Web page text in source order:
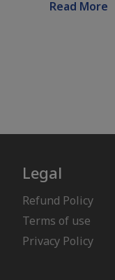
Read More
Legal
Refund Policy
Terms of use
Privacy Policy